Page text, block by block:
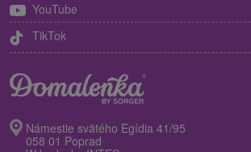
YouTube
TikTok
Námestie svätého Egídia 41/95
058 01 Poprad